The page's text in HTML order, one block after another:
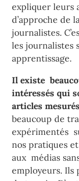
expliquer leurs
d’approche de
journalistes.
les journalistes
apprentissage.
Il existe
intéressés qui
articles
beaucoup de
expérimentés
nos pratiques
aux médias
employeurs. Ils